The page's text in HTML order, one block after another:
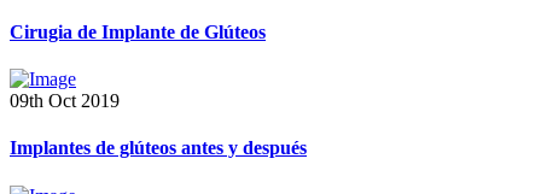
Cirugia de Implante de Glúteos
09th Oct 2019
Implantes de glúteos antes y después